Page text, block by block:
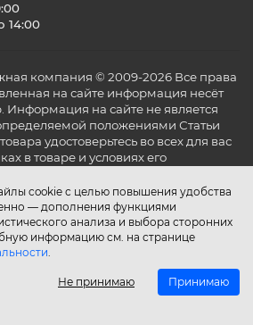
cookie с целью повышения удобства
— дополнения функциями
анализа и выбора сторонних
информацию см. на странице
.
Не принимаю Принимаю
14:00
компания © 2009-2026 Все права
на сайте информация несёт
Информация на сайте не является
положениями Статьи
удостоверьтесь во всех для вас
в товаре и условиях его